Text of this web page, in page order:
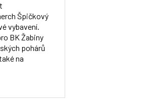
Špičkový
vybavení.
BK Žabiny
pohárů
na